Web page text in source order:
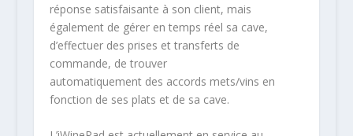
réponse satisfaisante à son client, mais
également de gérer en temps réel sa cave,
d’effectuer des prises et transferts de
commande, de trouver
automatiquement des accords mets/vins en
fonction de ses plats et de sa cave.